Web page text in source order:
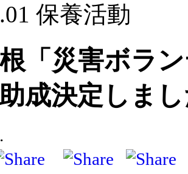
保養活動
「災害ボラ
成決定しま